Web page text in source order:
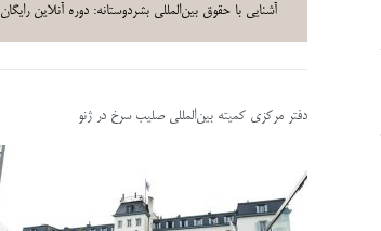
آشنایی با حقوق بین‌المللی بشردوستانه: دوره آنلاین رایگان
دفتر مرکزی کمیته بین‌المللی صلیب سرخ در ژنو